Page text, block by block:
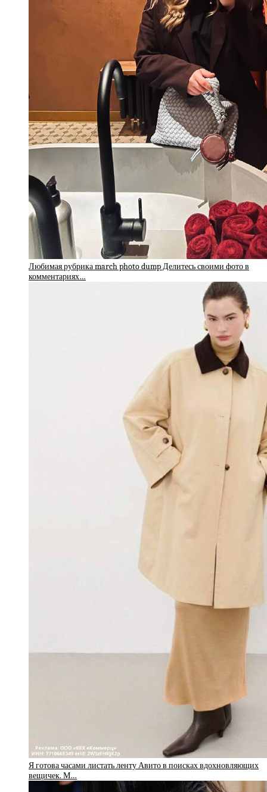
Любимая рубрика march photo dump Делитесь своими фото в
комментариях…
Я готова часами листать ленту Авито в поисках вдохновляющих
вещичек. М…